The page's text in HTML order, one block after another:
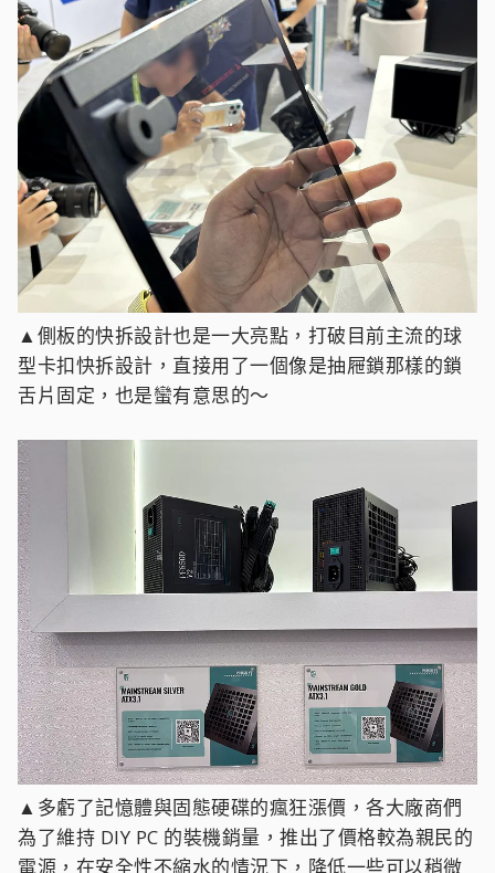
▲側板的快拆設計也是一大亮點，打破目前主流的球
型卡扣快拆設計，直接用了一個像是抽屜鎖那樣的鎖
舌片固定，也是蠻有意思的～
▲多虧了記憶體與固態硬碟的瘋狂漲價，各大廠商們
為了維持 DIY PC 的裝機銷量，推出了價格較為親民的
電源，在安全性不縮水的情況下，降低一些可以稍微